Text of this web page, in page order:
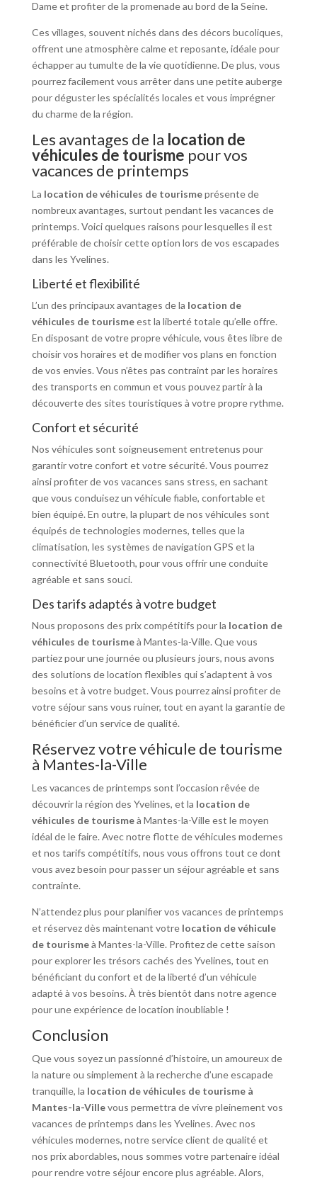
Dame et profiter de la promenade au bord de la Seine.
Ces villages, souvent nichés dans des décors bucoliques,
offrent une atmosphère calme et reposante, idéale pour
échapper au tumulte de la vie quotidienne. De plus, vous
pourrez facilement vous arrêter dans une petite auberge
pour déguster les spécialités locales et vous imprégner
du charme de la région.
Les avantages de la location de
véhicules de tourisme pour vos
vacances de printemps
La location de véhicules de tourismeprésente de
nombreux avantages, surtout pendant les vacances de
printemps. Voici quelques raisons pour lesquelles il est
préférable de choisir cette option lors de vos escapades
dans les Yvelines.
Liberté et flexibilité
L’un des principaux avantages de la location de
véhicules de tourismeest la liberté totale qu’elle offre.
En disposant de votre propre véhicule, vous êtes libre de
choisir vos horaires et de modifier vos plans en fonction
de vos envies. Vous n’êtes pas contraint par les horaires
des transports en commun et vous pouvez partir à la
découverte des sites touristiques à votre propre rythme.
Confort et sécurité
Nos véhicules sont soigneusement entretenus pour
garantir votre confort et votre sécurité. Vous pourrez
ainsi profiter de vos vacances sans stress, en sachant
que vous conduisez un véhicule fiable, confortable et
bien équipé. En outre, la plupart de nos véhicules sont
équipés de technologies modernes, telles que la
climatisation, les systèmes de navigation GPS et la
connectivité Bluetooth, pour vous offrir une conduite
agréable et sans souci.
Des tarifs adaptés à votre budget
Nous proposons des prix compétitifs pour la location de
véhicules de tourismeà Mantes-la-Ville. Que vous
partiez pour une journée ou plusieurs jours, nous avons
des solutions de location flexibles qui s’adaptent à vos
besoins et à votre budget. Vous pourrez ainsi profiter de
votre séjour sans vous ruiner, tout en ayant la garantie de
bénéficier d’un service de qualité.
Réservez votre véhicule de tourisme
à Mantes-la-Ville
Les vacances de printemps sont l’occasion rêvée de
découvrir la région des Yvelines, et la location de
véhicules de tourismeà Mantes-la-Ville est le moyen
idéal de le faire. Avec notre flotte de véhicules modernes
et nos tarifs compétitifs, nous vous offrons tout ce dont
vous avez besoin pour passer un séjour agréable et sans
contrainte.
N’attendez plus pour planifier vos vacances de printemps
et réservez dès maintenant votre location de véhicule
de tourismeà Mantes-la-Ville. Profitez de cette saison
pour explorer les trésors cachés des Yvelines, tout en
bénéficiant du confort et de la liberté d’un véhicule
adapté à vos besoins. À très bientôt dans notre agence
pour une expérience de location inoubliable !
Conclusion
Que vous soyez un passionné d’histoire, un amoureux de
la nature ou simplement à la recherche d’une escapade
tranquille, la location de véhicules de tourisme à
Mantes-la-Villevous permettra de vivre pleinement vos
vacances de printemps dans les Yvelines. Avec nos
véhicules modernes, notre service client de qualité et
nos prix abordables, nous sommes votre partenaire idéal
pour rendre votre séjour encore plus agréable. Alors,